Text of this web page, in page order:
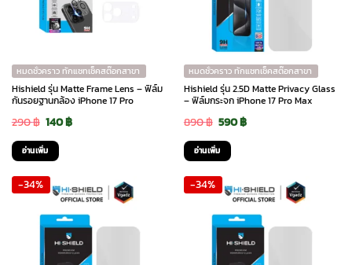
หมดชั่วคราว ทักแชทเช็คสต๊อกสาขา
Hishield รุ่น Matte Frame Lens – ฟิล์ม
กันรอยฐานกล้อง iPhone 17 Pro
290฿ Original
price
was:
290 ฿.
140฿Current
140 ฿.
อ่านเพิ่ม
หมดชั่วคราว ทักแชทเช็คสต๊อกสาขา
Hishield รุ่น 2.5D Matte Privacy Glass
– ฟิล์มกระจก iPhone 17 Pro Max
890฿ Original
price
was:
890 ฿.
590฿Current
590 ฿.
อ่านเพิ่ม
-34% -34%